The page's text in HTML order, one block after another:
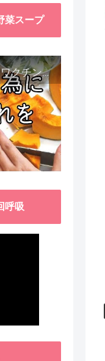
菜スープ
【身体はなんでも知ってる】ワクチン接種後、異常に食べたくなった野菜が細胞回復に貢献してくれました。
呼吸